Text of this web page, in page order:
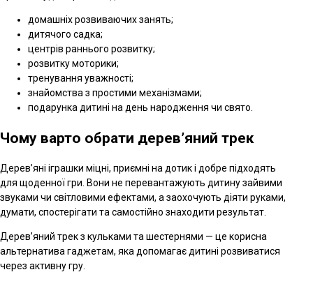
домашніх розвиваючих занять;
дитячого садка;
центрів раннього розвитку;
розвитку моторики;
тренування уважності;
знайомства з простими механізмами;
подарунка дитині на день народження чи свято.
Чому варто обрати дерев’яний трек
Дерев’яні іграшки міцні, приємні на дотик і добре підходять
для щоденної гри. Вони не перевантажують дитину зайвими
звуками чи світловими ефектами, а заохочують діяти руками,
думати, спостерігати та самостійно знаходити результат.
Дерев’яний трек з кульками та шестернями — це корисна
альтернатива гаджетам, яка допомагає дитині розвиватися
через активну гру.